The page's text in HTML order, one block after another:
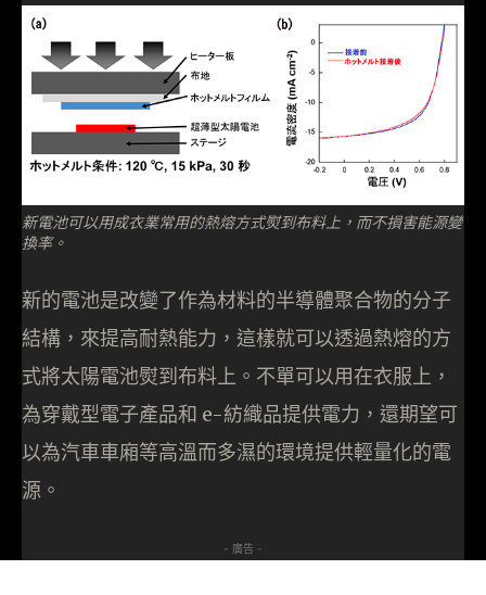
新電池可以用成衣業常用的熱熔方式熨到布料上，而不損害能源變
換率。
新的電池是改變了作為材料的半導體聚合物的分子
結構，來提高耐熱能力，這樣就可以透過熱熔的方
式將太陽電池熨到布料上。不單可以用在衣服上，
為穿戴型電子產品和 e-紡織品提供電力，還期望可
以為汽車車廂等高溫而多濕的環境提供輕量化的電
源。
- 廣告 -